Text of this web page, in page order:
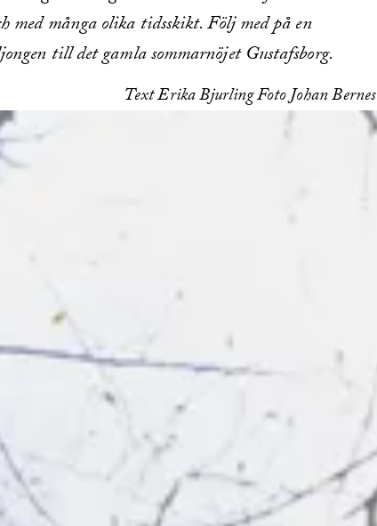
med många olika tidsskikt. Följ med på en
till det gamla sommarnöjet Gustafsborg.
Text Erika Bjurling Foto Johan Bernes